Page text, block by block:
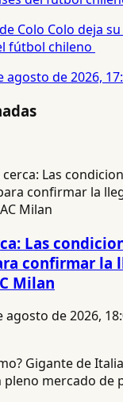
Colo Colo deja
fútbol chileno
agosto de 2026,
Las
confirmar la
Milan
agosto de 2026,